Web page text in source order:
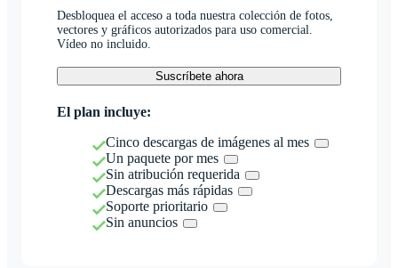
Desbloquea el acceso a toda nuestra colección de fotos,
vectores y gráficos autorizados para uso comercial.
Vídeo no incluido.
Suscríbete ahora
El plan incluye:
Cinco descargas de imágenes al mes
Un paquete por mes
Sin atribución requerida
Descargas más rápidas
Soporte prioritario
Sin anuncios